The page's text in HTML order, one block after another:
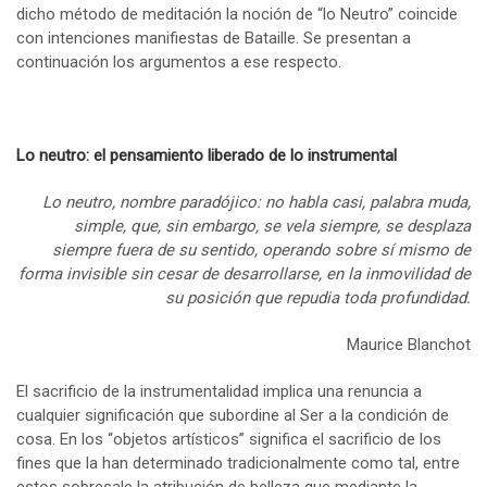
dicho método de meditación la noción de “lo Neutro” coincide
con intenciones manifiestas de Bataille. Se presentan a
continuación los argumentos a ese respecto.
Lo neutro: el pensamiento liberado de lo instrumental
Lo neutro, nombre paradójico: no habla casi, palabra muda,
simple, que, sin embargo, se vela siempre, se desplaza
siempre fuera de su sentido, operando sobre sí mismo de
forma invisible sin cesar de desarrollarse, en la inmovilidad de
su posición que repudia toda profundidad.
Maurice Blanchot
El sacrificio de la instrumentalidad implica una renuncia a
cualquier significación que subordine al Ser a la condición de
cosa. En los “objetos artísticos” significa el sacrificio de los
fines que la han determinado tradicionalmente como tal, entre